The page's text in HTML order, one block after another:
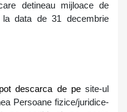
detineau mijloace de
data de 31 decembrie
descarca de pe site-ul
Persoane fizice/juridice-